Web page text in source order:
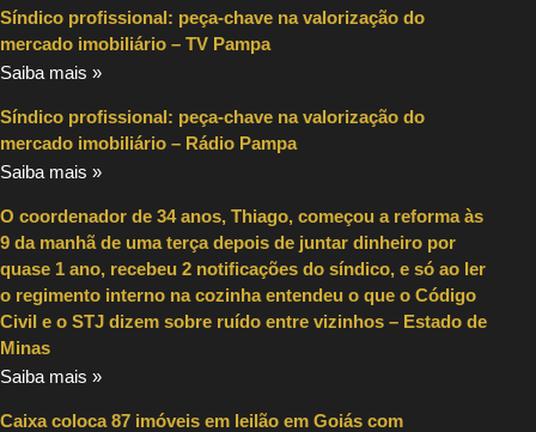
Síndico profissional: peça-chave na valorização do
mercado imobiliário – TV Pampa
Saiba mais »
Síndico profissional: peça-chave na valorização do
mercado imobiliário – Rádio Pampa
Saiba mais »
O coordenador de 34 anos, Thiago, começou a reforma às
9 da manhã de uma terça depois de juntar dinheiro por
quase 1 ano, recebeu 2 notificações do síndico, e só ao ler
o regimento interno na cozinha entendeu o que o Código
Civil e o STJ dizem sobre ruído entre vizinhos – Estado de
Minas
Saiba mais »
Caixa coloca 87 imóveis em leilão em Goiás com